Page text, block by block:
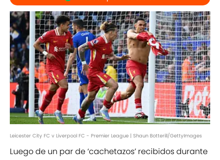
Leicester City FC v Liverpool FC - Premier League | Shaun Botterill/GettyImages
Luego de un par de ‘cachetazos’ recibidos durante